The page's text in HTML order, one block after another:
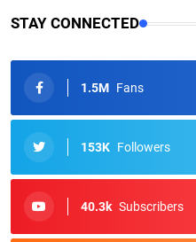
STAY CONNECTED
1.5M Fans
153K Followers
40.3k Subscribers